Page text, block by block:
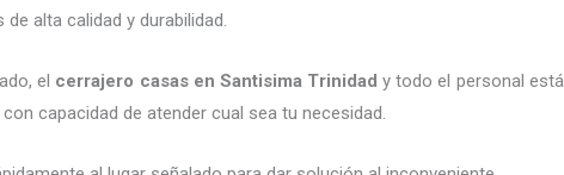
alta calidad y durabilidad.
el cerrajero casas en Santisima Trinidad y todo el personal
capacidad de atender cual sea tu necesidad.